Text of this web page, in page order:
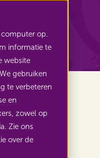
computer op.
informatie te
website
gebruiken
te verbeteren
en
zowel op
Zie ons
over de